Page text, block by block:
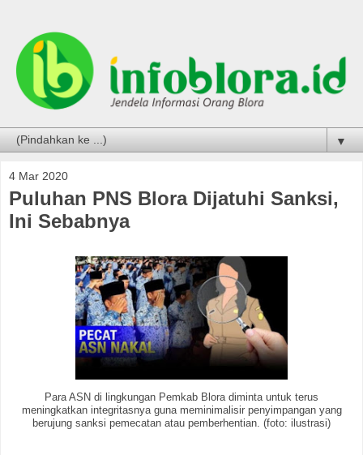
▼
4 Mar 2020
Puluhan PNS Blora Dijatuhi Sanksi,
Ini Sebabnya
Para ASN di lingkungan Pemkab Blora diminta untuk terus
meningkatkan integritasnya guna meminimalisir penyimpangan yang
berujung sanksi pemecatan atau pemberhentian. (foto: ilustrasi)